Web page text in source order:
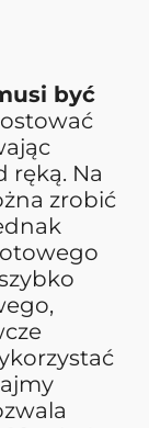
być
ręką. Na
zrobić